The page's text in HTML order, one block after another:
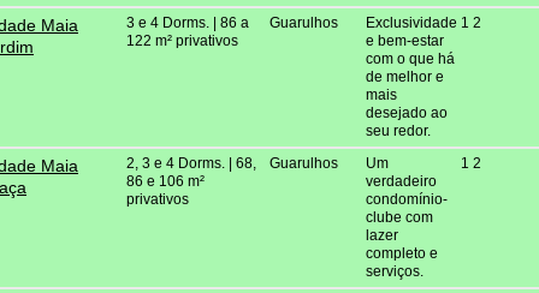
Maia
3 e 4 Dorms. | 86 a
122 m² privativos
Guarulhos
Exclusividade
e bem-estar
com o que há
de melhor e
mais
desejado ao
seu redor.
1 2
Maia
2, 3 e 4 Dorms. | 68,
86 e 106 m²
privativos
Guarulhos
Um
verdadeiro
condomínio-
clube com
lazer
completo e
serviços.
1 2